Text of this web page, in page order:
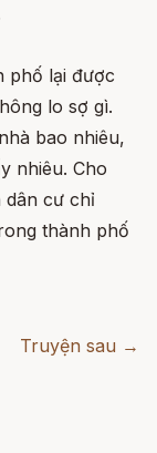
phố lại được
lo sợ gì.
bao nhiêu,
nhiêu. Cho
dân cư chỉ
thành phố
Truyện sau →